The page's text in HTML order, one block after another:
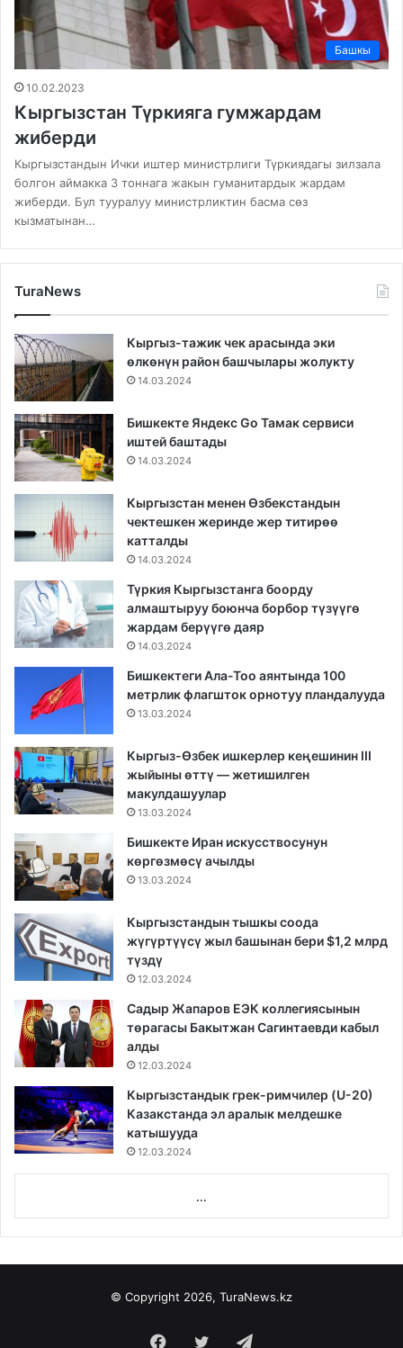
Башкы
10.02.2023
Кыргызстан Түркияга гумжардам
жиберди
Кыргызстандын Ички иштер министрлиги Түркиядагы зилзала
болгон аймакка 3 тоннага жакын гуманитардык жардам
жиберди. Бул тууралуу министрликтин басма сөз
кызматынан…
TuraNews
Кыргыз-тажик чек арасында эки
өлкөнүн район башчылары жолукту
14.03.2024
Бишкекте Яндекс Go Тамак сервиси
иштей баштады
14.03.2024
Кыргызстан менен Өзбекстандын
чектешкен жеринде жер титирөө
катталды
14.03.2024
Түркия Кыргызстанга боорду
алмаштыруу боюнча борбор түзүүгө
жардам берүүгө даяр
14.03.2024
Бишкектеги Ала-Тоо аянтында 100
метрлик флагшток орнотуу пландалууда
13.03.2024
Кыргыз-Өзбек ишкерлер кеңешинин III
жыйыны өттү — жетишилген
макулдашуулар
13.03.2024
Бишкекте Иран искусствосунун
көргөзмөсү ачылды
13.03.2024
Кыргызстандын тышкы соода
жүгүртүүсү жыл башынан бери $1,2 млрд
түздү
12.03.2024
Садыр Жапаров ЕЭК коллегиясынын
төрагасы Бакытжан Сагинтаевди кабыл
алды
12.03.2024
Кыргызстандык грек-римчилер (U-20)
Казакстанда эл аралык мелдешке
катышууда
12.03.2024
...
© Copyright 2026, TuraNews.kz
Facebook
Twitter